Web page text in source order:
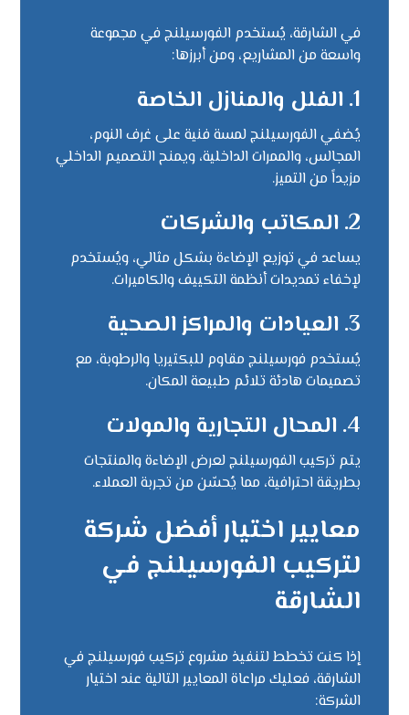
في الشارقة، يُستخدم الفورسيلنج في مجموعة
واسعة من المشاريع، ومن أبرزها:
1. الفلل والمنازل الخاصة
يُضفي الفورسيلنج لمسة فنية على غرف النوم،
المجالس، والممرات الداخلية، ويمنح التصميم الداخلي
مزيداً من التميز.
2. المكاتب والشركات
يساعد في توزيع الإضاءة بشكل مثالي، ويُستخدم
لإخفاء تمديدات أنظمة التكييف والكاميرات.
3. العيادات والمراكز الصحية
يُستخدم فورسيلنج مقاوم للبكتيريا والرطوبة، مع
تصميمات هادئة تلائم طبيعة المكان.
4. المحال التجارية والمولات
يتم تركيب الفورسيلنج لعرض الإضاءة والمنتجات
بطريقة احترافية، مما يُحسّن من تجربة العملاء.
معايير اختيار أفضل شركة
لتركيب الفورسيلنج في
الشارقة
إذا كنت تخطط لتنفيذ مشروع تركيب فورسيلنج في
الشارقة، فعليك مراعاة المعايير التالية عند اختيار
الشركة: